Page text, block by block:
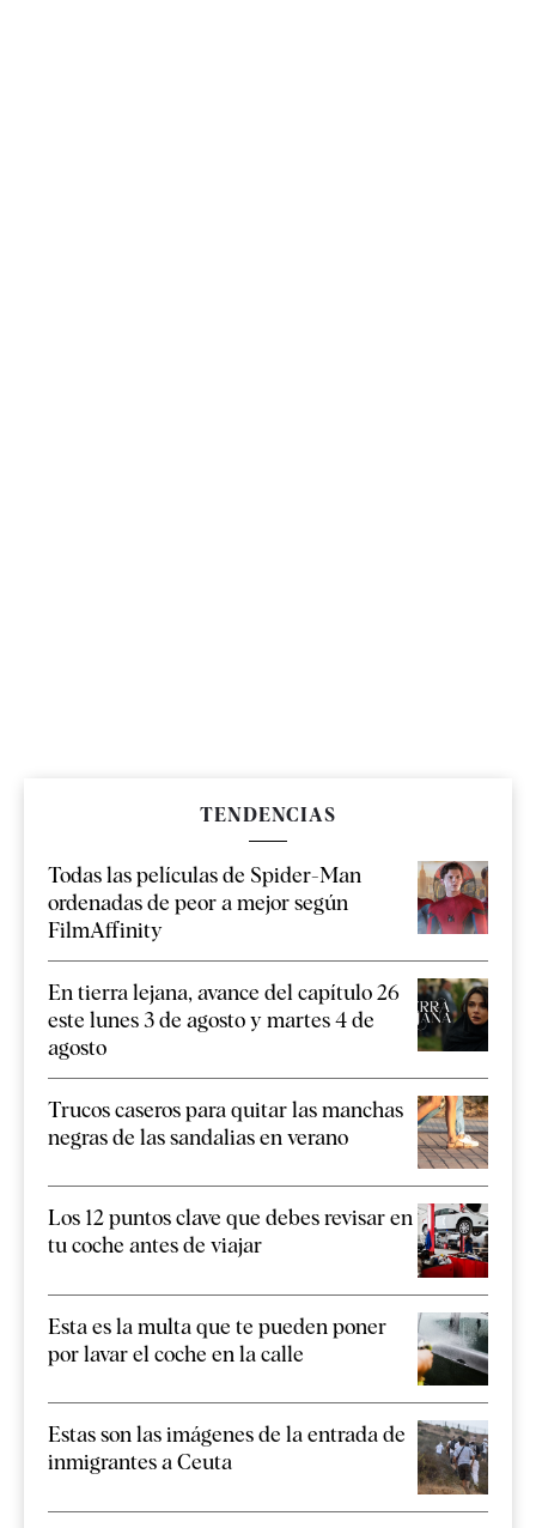
TENDENCIAS
Todas las películas de Spider-Man
ordenadas de peor a mejor según
FilmAffinity
En tierra lejana, avance del capítulo 26
este lunes 3 de agosto y martes 4 de
agosto
Trucos caseros para quitar las manchas
negras de las sandalias en verano
Los 12 puntos clave que debes revisar en
tu coche antes de viajar
Esta es la multa que te pueden poner
por lavar el coche en la calle
Estas son las imágenes de la entrada de
inmigrantes a Ceuta